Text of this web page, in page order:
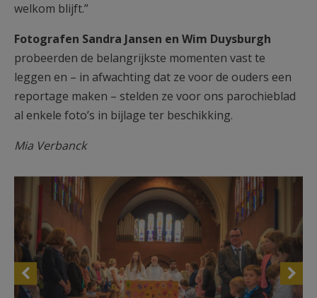
welkom blijft.”
Fotografen Sandra Jansen en Wim Duysburgh
probeerden de belangrijkste momenten vast te
leggen en – in afwachting dat ze voor de ouders een
reportage maken – stelden ze voor ons parochieblad
al enkele foto’s in bijlage ter beschikking.
Mia Verbanck